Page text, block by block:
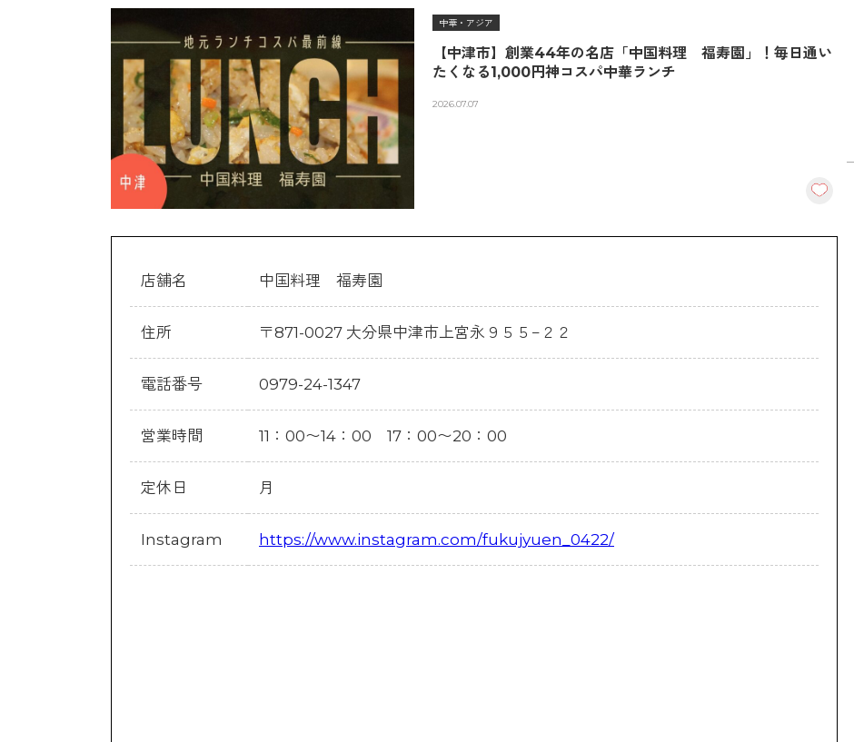
中華・アジア
【中津市】創業44年の名店「中国料理 福寿園」！毎日通い
たくなる1,000円神コスパ中華ランチ
2026.07.07
店舗名 中国料理 福寿園
住所 〒871-0027 大分県中津市上宮永９５５−２２
電話番号 0979-24-1347
営業時間 11：00〜14：00 17：00〜20：00
定休日 月
Instagram https://www.instagram.com/fukujyuen_0422/